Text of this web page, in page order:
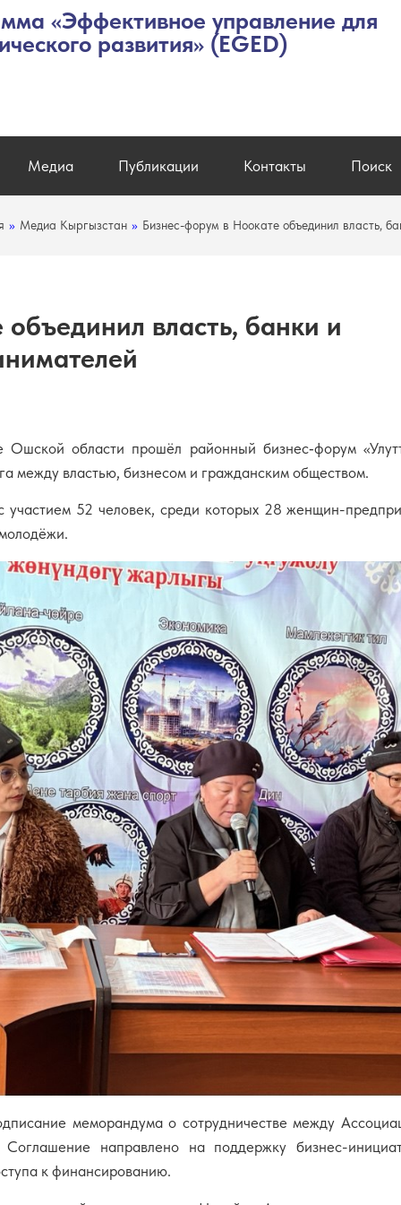
«Эффективное управление для
развития» (EGED)
Медиа Публикации Контакты Поиск
» Медиа Кыргызстан » Бизнес-форум в Ноокате объединил власть,
власть, банки и
области прошёл районный бизнес‑форум
между властью, бизнесом и гражданским обществом.
52 человек, среди которых 28 женщин-
меморандума о сотрудничестве между
направлено на поддержку бизнес-
к финансированию.